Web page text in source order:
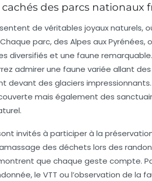
des parcs nationaux
de véritables joyaux naturels,
parc, des Alpes aux Pyrénées,
diversifiés et une faune
admirer une faune variée allant
devant des glaciers
mais également des
invités à participer à la
des déchets lors des
que chaque geste compte.
le VTT ou l’observation de la